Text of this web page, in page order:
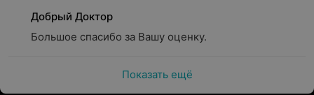
Добрый Доктор
Большое спасибо за Вашу оценку.
Показать ещё